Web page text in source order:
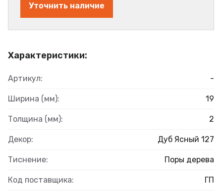
Характеристики:
Артикул: -
Ширина (мм): 19
Толщина (мм): 2
Декор: Дуб Ясный 127
Тиснение: Поры дерева
Код поставщика: ГП
Уточнить наличие